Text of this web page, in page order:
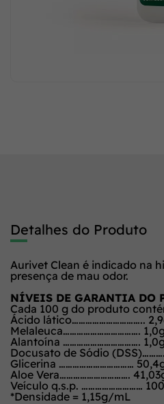
Detalhes do Produto
Aurivet Clean é indicado na
presença de mau odor.
NÍVEIS DE GARANTIA DO
Cada 100 g do produto
Ácido lático…………………………..
Melaleuca……………………………. 1,0g
Alantoína ……………………………. 1,0g
Docusato de Sódio
Glicerina ……………………………
Aloe Vera………………………….
Veículo q.s.p. ………………………
*Densidade = 1,15g/mL